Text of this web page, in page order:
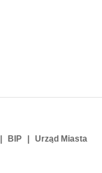
BIP
Urząd Miasta